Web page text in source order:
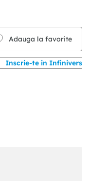
Adauga la favorite
Inscrie-te in Infinivers